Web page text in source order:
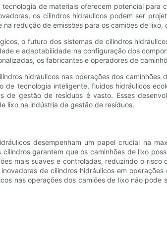
tecnologia de materiais oferecem potencial
os cilindros hidráulicos podem ser
redução de emissões para os camiões de
o futuro dos sistemas de cilindros
e adaptabilidade na configuração dos
os fabricantes e operadores de
hidráulicos nas operações dos
de tecnologia inteligente, fluidos hidráulicos
de gestão de resíduos é vasto. Esses
lixo na indústria de gestão de resíduos.
desempenham um papel crucial na
garantem que os caminhões de lixo
mais suaves e controladas, reduzindo o
de cilindros hidráulicos em
nas operações dos camiões de lixo não